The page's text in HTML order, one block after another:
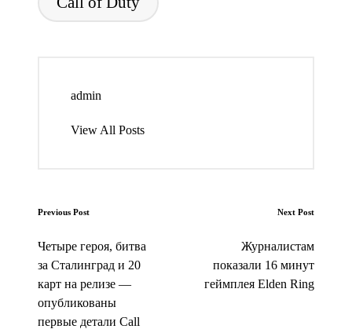
admin
View All Posts
Post
navigation
Previous Post
Четыре героя, битва
за Сталинград и 20
карт на релизе —
опубликованы
первые детали Call
Next Post
Журналистам
показали 16 минут
геймплея Elden Ring